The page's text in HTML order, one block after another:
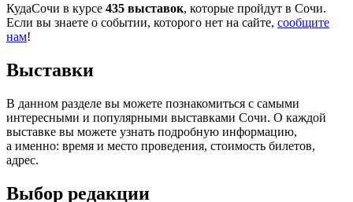
КудаСочи в курсе 435 выставок, которые пройдут в Сочи.
Если вы знаете о событии, которого нет на сайте, сообщите
нам!
Выставки
В данном разделе вы можете познакомиться с самыми
интересными и популярными выставками Сочи. О каждой
выставке вы можете узнать подробную информацию,
а именно: время и место проведения, стоимость билетов,
адрес.
Выбор редакции